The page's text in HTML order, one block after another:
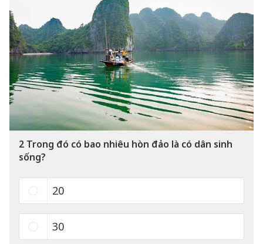
2 Trong đó có bao nhiêu hòn đảo là có dân sinh
sống?
20
30